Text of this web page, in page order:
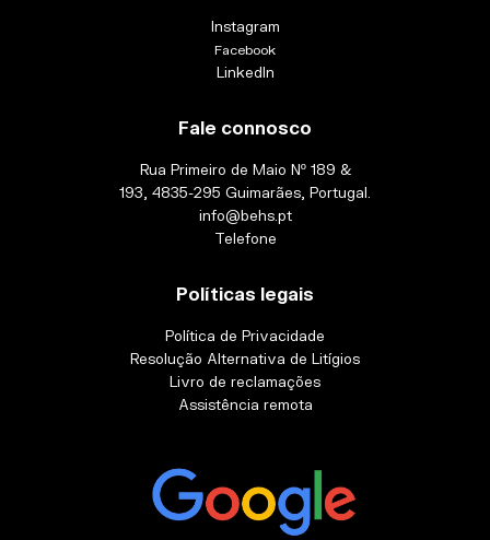
Instagram
Facebook
LinkedIn
Fale connosco
Rua Primeiro de Maio Nº 189 &
193, 4835-295 Guimarães, Portugal.
info@behs.pt
Telefone
Políticas legais
Política de Privacidade
Resolução Alternativa de Litígios
Livro de reclamações
Assistência remota